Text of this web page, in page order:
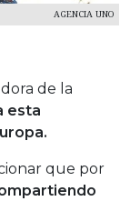
AGENCIA UNO
de la
esta
que por